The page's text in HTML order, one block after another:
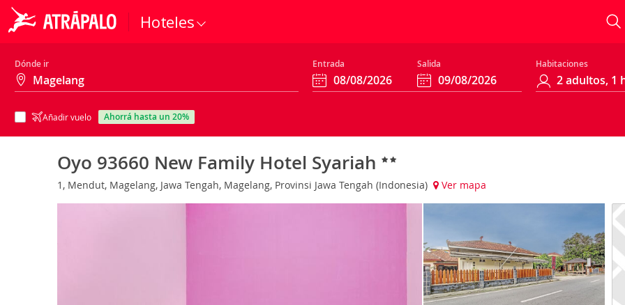
Hoteles
Dónde ir Entrada Salida Habitaciones
Añadir vuelo ahorrá hasta un 20%
Oyo 93660 New Family Hotel Syariah
1, Mendut, Magelang, Jawa Tengah, Magelang, Provinsi Jawa Tengah (Indonesia) Ver mapa